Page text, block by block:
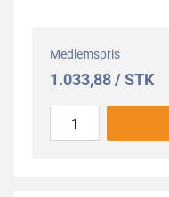
Medlemspris
1.033,88 / STK